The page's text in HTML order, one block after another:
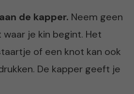
de kapper. Neem geen
je kin begint. Het
of een knot kan ook
De kapper geeft je